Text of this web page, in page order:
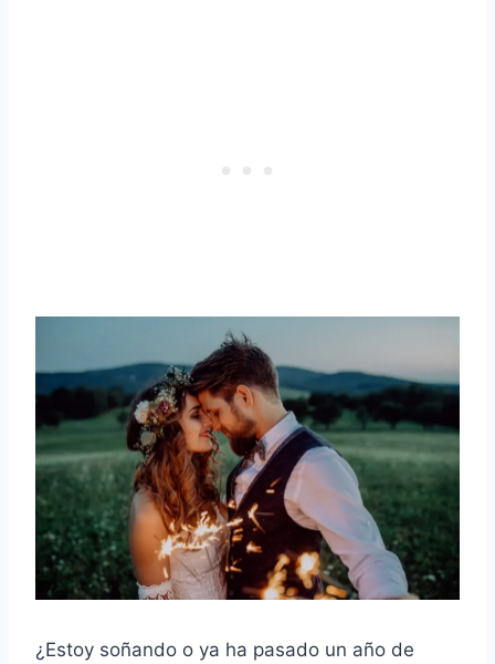
¿Estoy soñando o ya ha pasado un año de